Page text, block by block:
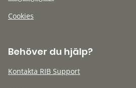
Cookies
Behöver du hjälp?
Kontakta RIB Support